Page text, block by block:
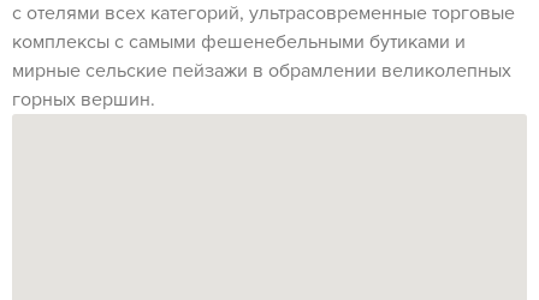
с отелями всех категорий, ультрасовременные торговые
комплексы с самыми фешенебельными бутиками и
мирные сельские пейзажи в обрамлении великолепных
горных вершин.